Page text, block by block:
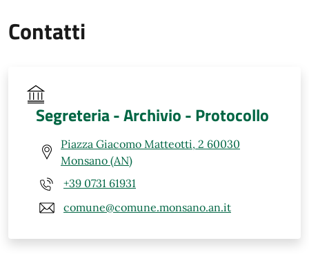
Contatti
Segreteria - Archivio - Protocollo
Piazza Giacomo Matteotti, 2 60030
Monsano (AN)
+39 0731 61931
comune@comune.monsano.an.it